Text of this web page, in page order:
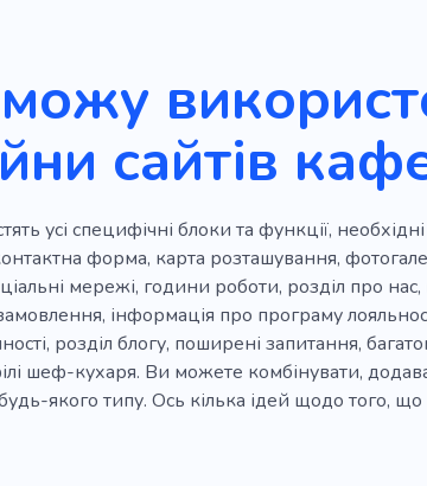
Рецепт Гриль Бутерброд День
Суші сайтів
усі специфічні блоки та функції,
форма, карта розташування,
мережі, години роботи, розділ про
інформація про програму
розділ блогу, поширені запитання,
шеф-кухаря. Ви можете комбінувати,
якого типу. Ось кілька ідей щодо того,